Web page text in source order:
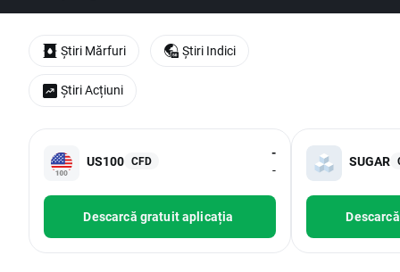
US100 CFD
-
-
Descarcă gratuit aplicația
SUGAR
Știri Mărfuri Știri Indici
Știri Acțiuni